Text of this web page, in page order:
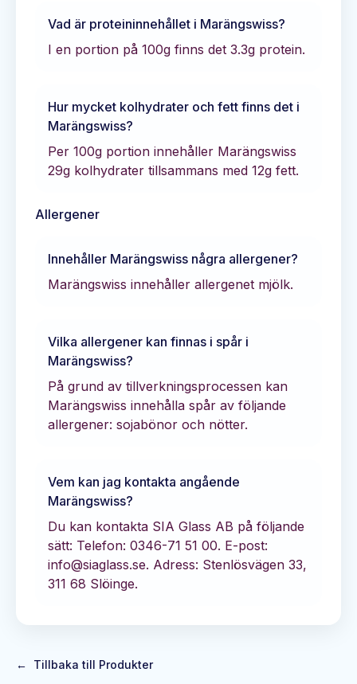
Vad är proteininnehållet i Marängswiss?
I en portion på 100g finns det 3.3g protein.
Hur mycket kolhydrater och fett finns det i
Marängswiss?
Per 100g portion innehåller Marängswiss
29g kolhydrater tillsammans med 12g fett.
Allergener
Innehåller Marängswiss några allergener?
Marängswiss innehåller allergenet mjölk.
Vilka allergener kan finnas i spår i
Marängswiss?
På grund av tillverkningsprocessen kan
Marängswiss innehålla spår av följande
allergener: sojabönor och nötter.
Vem kan jag kontakta angående
Marängswiss?
Du kan kontakta SIA Glass AB på följande
sätt: Telefon: 0346-71 51 00. E-post:
info@siaglass.se. Adress: Stenlösvägen 33,
311 68 Slöinge.
← Tillbaka till Produkter